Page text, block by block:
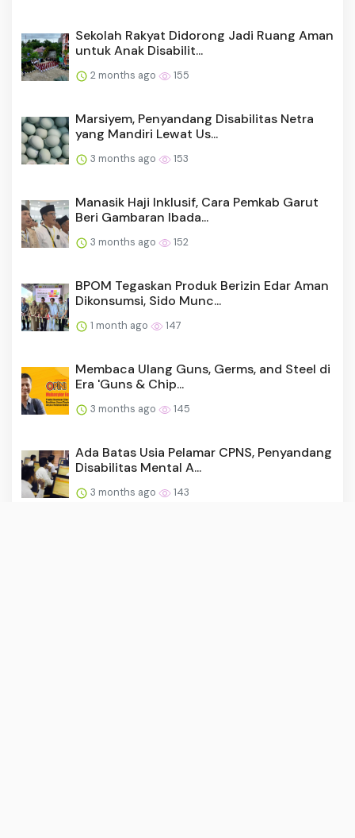
Sekolah Rakyat Didorong Jadi Ruang Aman
untuk Anak Disabilit...
2 months ago 155
Marsiyem, Penyandang Disabilitas Netra
yang Mandiri Lewat Us...
3 months ago 153
Manasik Haji Inklusif, Cara Pemkab Garut
Beri Gambaran Ibada...
3 months ago 152
BPOM Tegaskan Produk Berizin Edar Aman
Dikonsumsi, Sido Munc...
1 month ago 147
Membaca Ulang Guns, Germs, and Steel di
Era 'Guns & Chip...
3 months ago 145
Ada Batas Usia Pelamar CPNS, Penyandang
Disabilitas Mental A...
3 months ago 143